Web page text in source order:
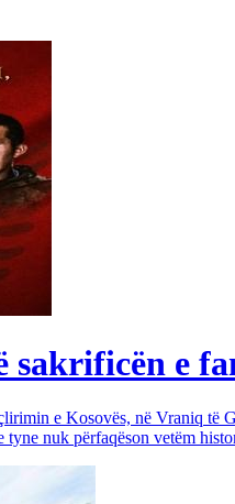
e
e Kosovës, në Vraniq
tyne nuk përfaqëson vetëm